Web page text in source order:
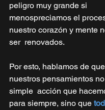
peligro muy grande si
menospreciamos el
nuestro corazón y mente
ser  renovados.
Por esto, hablamos de
nuestros pensamientos
simple  acción que
para siempre, sino que